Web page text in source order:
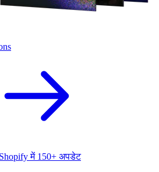
Shopify में 150+ अपडेट